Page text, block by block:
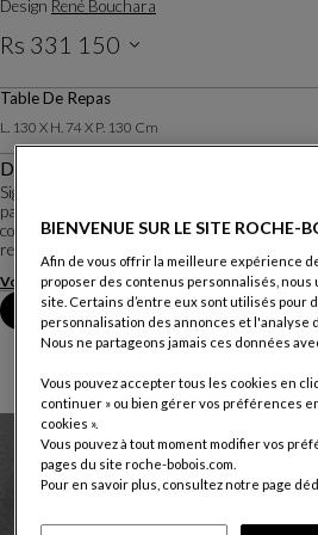
Design René Bouchara
Rs 331 150
Prix TVA inclus, livraison et installation valables
Table De Repas
L. 130 X H. 74 X P. 130 Cm
Description
Signée René Bouchara, Diapo est une table
par la limpidité du plateau en extra-clair, est un
collées, qui apparait comme une sculpture
reflets et de tran...
Voir plus Télécharger la fiche technique
Prendre rendez-vous
BIENVENUE SUR LE SITE ROCHE-
Afin de vous offrir la meilleure expérience
proposer des contenus personnalisés, nous
site. Certains d’entre eux sont utilisés pour
personnalisation des annonces et l'analyse
Nous ne partageons jamais ces données
Vous pouvez accepter tous les cookies en
continuer » ou bien gérer vos préférences
cookies ».
Vous pouvez à tout moment modifier vos
pages du site roche-bobois.com.
Pour en savoir plus, consultez notre page